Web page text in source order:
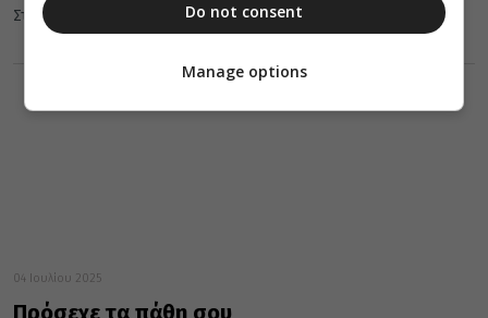
Στην Κιβωτό της Ορθοδοξίας
04 Ιουλίου 2025
Πρόσεχε τα πάθη σου
Do not consent
Manage options